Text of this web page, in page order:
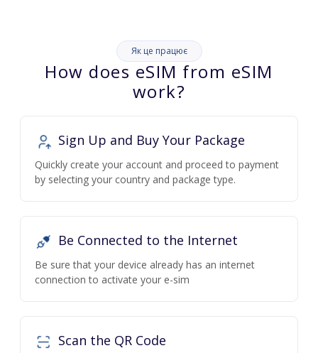
Як це працює
How does eSIM from eSIM
work?
Sign Up and Buy Your Package
Quickly create your account and proceed to payment
by selecting your country and package type.
Be Connected to the Internet
Be sure that your device already has an internet
connection to activate your e-sim
Scan the QR Code